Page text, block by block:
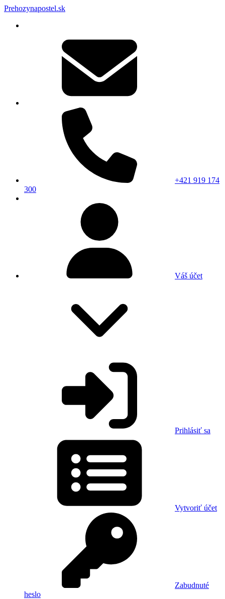
Prehozynapostel.sk
+421 919 174
300
Váš účet
Prihlásiť sa
Vytvoriť účet
Zabudnuté
heslo